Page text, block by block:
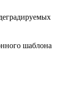
шаблона